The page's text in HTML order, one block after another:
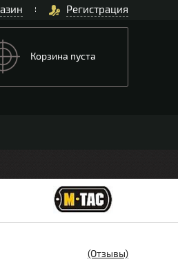
Регистрация
Корзина пуста
(Отзывы)